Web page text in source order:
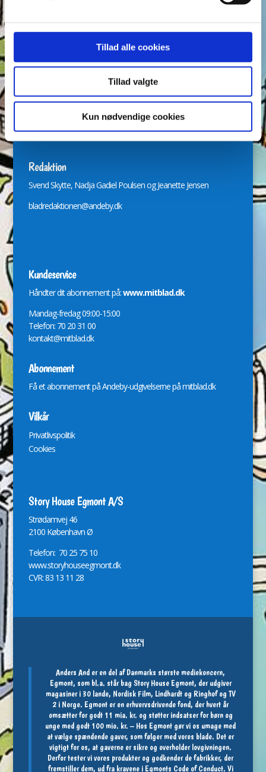
Tillad alle cookies
Tillad valgte
Kun nødvendige cookies
Ugens Du gådeste
Arkiver
Redaktion
Svend Skytte, Nadja Gadiel Poulsen og Jeanette Jensen
bladredaktionen@andeby.dk
Kundeservice
Håndter dit abonnement på:www.mitblad.dk
Mandag-fredag 09:00-15:00
Telefon: 70 20 31 00
kontakt@mitblad.dk
Abonnement
Få et abonnement på Andeby-udgivelserne påmitblad.dk
Vilkår
Privatlivspolitik
Cookies
Story House Egmont A/S
Strødamvej 46
2100 København Ø
Telefon: 70 25 75 10
www.storyhouseegmont.dk
CVR: 83 13 11 28
Anders And er en del af Danmarks største mediekoncern,
Egmont, som bl.a. står bag Story House Egmont, der udgiver
magasiner i 30 lande, Nordisk Film, Lindhardt og Ringhof og TV
2 i Norge. Egmont er en erhvervsdrivende fond, der hvert år
omsætter for godt 11 mia. kr. og støtter indsatser for børn og
unge med godt 100 mio. kr. – Hos Egmont gør vi os umage med
at vælge spændende gaver, som følger med vores blade. Det er
vigtigt for os, at gaverne er sikre og overholder lovgivningen.
Derfor tester vi vores produkter og godkender de fabrikker, der
fremstiller dem, ud fra kravene i Egmonts Code of Conduct. Vi